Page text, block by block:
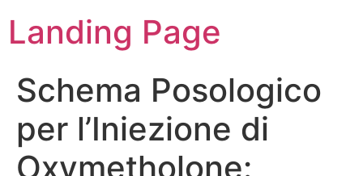
Landing Page
Schema Posologico
per l’Iniezione di
Oxymetholone: